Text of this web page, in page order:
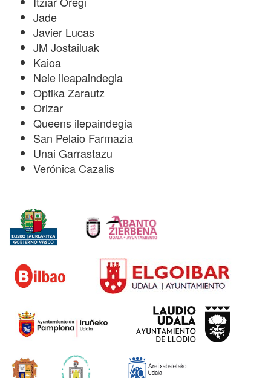
Jade
Javier Lucas
JM Jostailuak
Kaioa
Neie ileapaindegia
Optika Zarautz
Orizar
Queens ilepaindegia
San Pelaio Farmazia
Unai Garrastazu
Verónica Cazalis